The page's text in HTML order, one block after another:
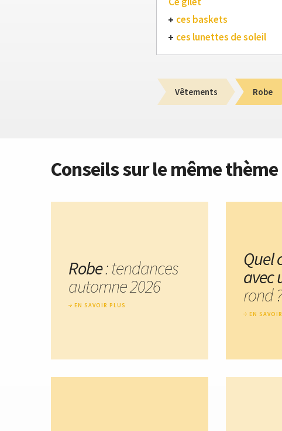
ces baskets
ces lunettes de soleil
Vêtements Robe
Conseils sur le même thème
Robe: tendances
automne 2026
EN SAVOIR PLUS
Quel
avec
rond ?
EN